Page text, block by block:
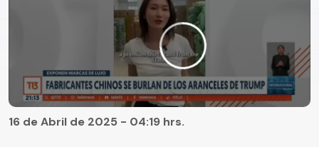
16 de Abril de 2025 - 04:19 hrs.